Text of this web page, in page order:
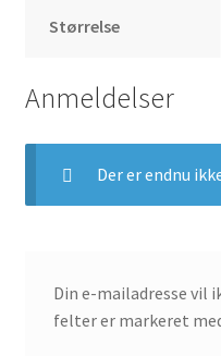
Størrelse
Anmeldelser
Der er endnu
Din e-mailadresse vil
felter er markeret